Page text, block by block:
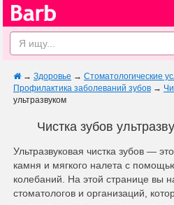
→ Здоровье → Стоматологические
Профилактика заболеваний зубов →
ультразвуком
Чистка зубов
Ультразвуковая чистка зубов —
камня и мягкого налета с
колебаний. На этой странице вы
стоматологов и организаций,